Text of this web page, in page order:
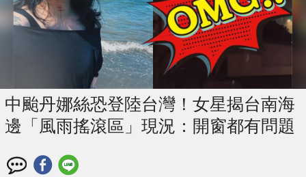
中颱丹娜絲恐登陸台灣！女星揭台南海
邊「風雨搖滾區」現況：開窗都有問題